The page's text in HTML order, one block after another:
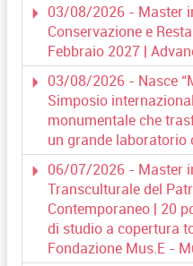
03/08/2026 - Master
Conservazione e
Febbraio 2027 |
03/08/2026 - Nasce
Simposio
monumentale che
un grande laboratorio
06/07/2026 - Master
Transculturale del
Contemporaneo | 20
di studio a copertura
Fondazione Mus.E -